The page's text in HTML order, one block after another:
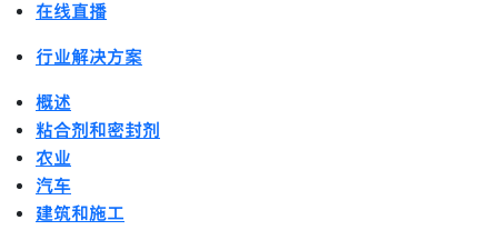
在线直播
行业解决方案
概述
粘合剂和密封剂
农业
汽车
建筑和施工